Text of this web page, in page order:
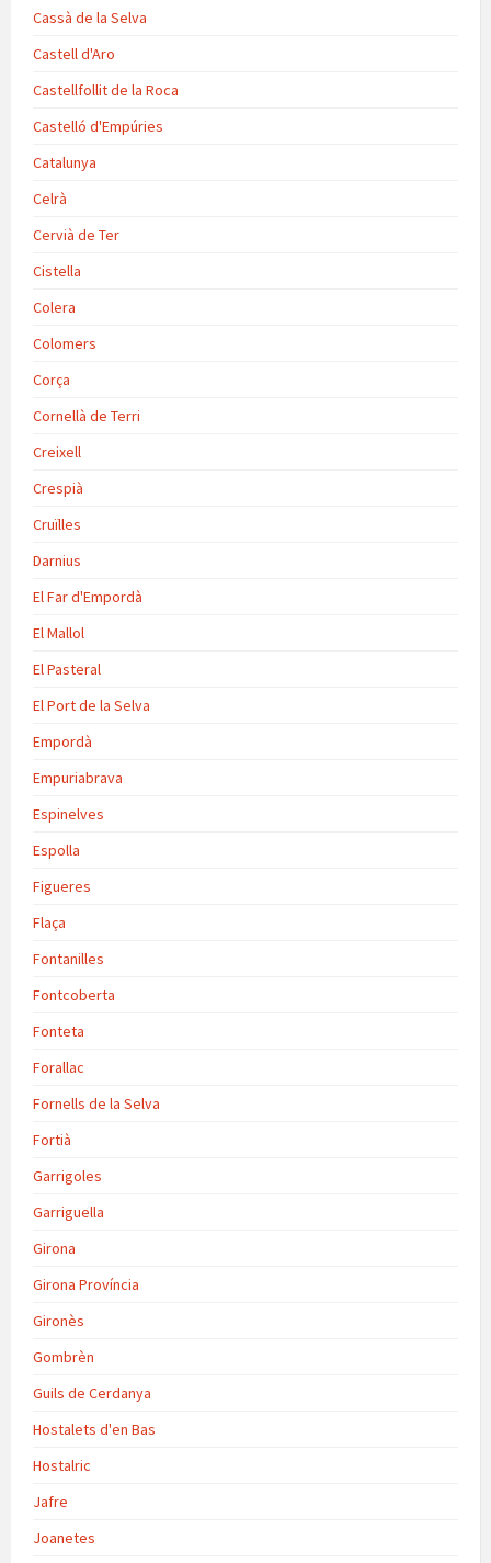
Cassà de la Selva
Castell d'Aro
Castellfollit de la Roca
Castelló d'Empúries
Catalunya
Celrà
Cervià de Ter
Cistella
Colera
Colomers
Corça
Cornellà de Terri
Creixell
Crespià
Cruïlles
Darnius
El Far d'Empordà
El Mallol
El Pasteral
El Port de la Selva
Empordà
Empuriabrava
Espinelves
Espolla
Figueres
Flaça
Fontanilles
Fontcoberta
Fonteta
Forallac
Fornells de la Selva
Fortià
Garrigoles
Garriguella
Girona
Girona Província
Gironès
Gombrèn
Guils de Cerdanya
Hostalets d'en Bas
Hostalric
Jafre
Joanetes